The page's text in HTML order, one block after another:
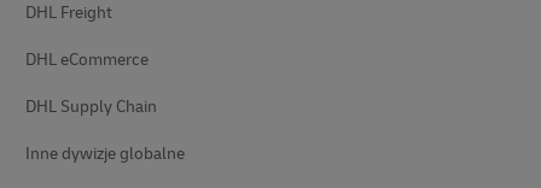
DHL Freight
DHL eCommerce
DHL Supply Chain
Inne dywizje globalne